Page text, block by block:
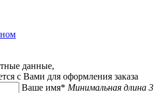
данные,
с Вами для оформления заказа
Ваше имя* Минимальная длина 3